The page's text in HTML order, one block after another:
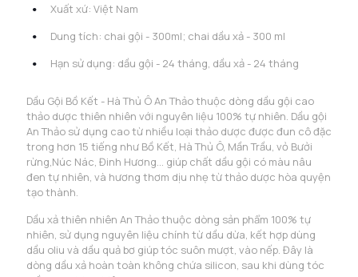
Xuất xứ: Việt Nam
Dung tích: chai gội - 300ml; chai dầu xả - 300 ml
Hạn sử dụng: dầu gội - 24 tháng, dầu xả - 24 tháng
Dầu Gội Bồ Kết - Hà Thủ Ô An Thảo thuộc dòng dầu gội cao
thảo dược thiên nhiên với nguyên liệu 100% tự nhiên. Dầu gội
An Thảo sử dụng cao từ nhiều loại thảo dược được đun cô đặc
trong hơn 15 tiếng như Bồ Kết, Hà Thủ Ô, Mần Trầu, vỏ Bưởi
rừng,Núc Nác, Đinh Hương... giúp chất dầu gội có màu nâu
đen tự nhiên, và hương thơm dịu nhẹ từ thảo dược hòa quyện
tạo thành.
Dầu xả thiên nhiên An Thảo thuộc dòng sản phẩm 100% tự
nhiên, sử dụng nguyên liệu chính từ dầu dừa, kết hợp dùng
dầu oliu và dầu quả bơ giúp tóc suôn mượt, vào nếp. Đây là
dòng dầu xả hoàn toàn không chứa silicon, sau khi dùng tóc